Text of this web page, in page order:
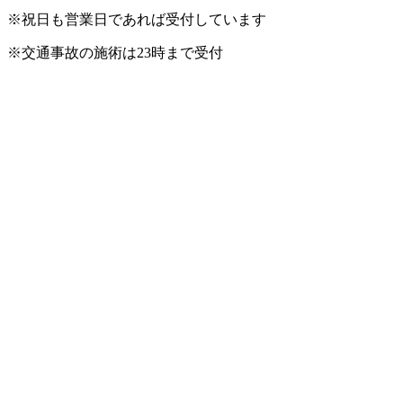
※祝日も営業日であれば受付しています
※交通事故の施術は23時まで受付